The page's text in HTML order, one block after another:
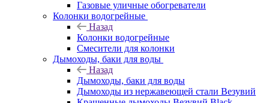
Газовые уличные обогреватели
Колонки водогрейные
Назад
Колонки водогрейные
Смесители для колонки
Дымоходы, баки для воды
Назад
Дымоходы, баки для воды
Дымоходы из нержавеющей стали Везувий